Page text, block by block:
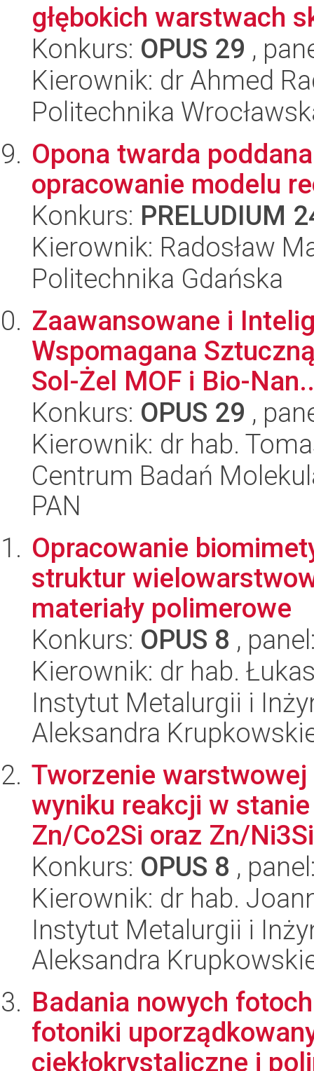
głębokich warstwach
Konkurs: OPUS 29 ,
Kierownik: dr Ahmed
Politechnika
Opona twarda
opracowanie modelu
Konkurs: PRELUDIUM
Kierownik: Radosław
Politechnika Gdańska
Zaawansowane i
Wspomagana
Sol-Żel MOF i Bio-
Konkurs: OPUS 29 ,
Kierownik: dr hab.
Centrum Badań
PAN
Opracowanie
struktur
materiały polimerowe
Konkurs: OPUS 8 ,
Kierownik: dr hab.
Instytut Metalurgii i
Aleksandra
Tworzenie
wyniku reakcji w
Zn/Co2Si oraz Zn/
Konkurs: OPUS 8 ,
Kierownik: dr hab.
Instytut Metalurgii i
Aleksandra
Badania nowych
fotoniki
ciekłokrystaliczne i